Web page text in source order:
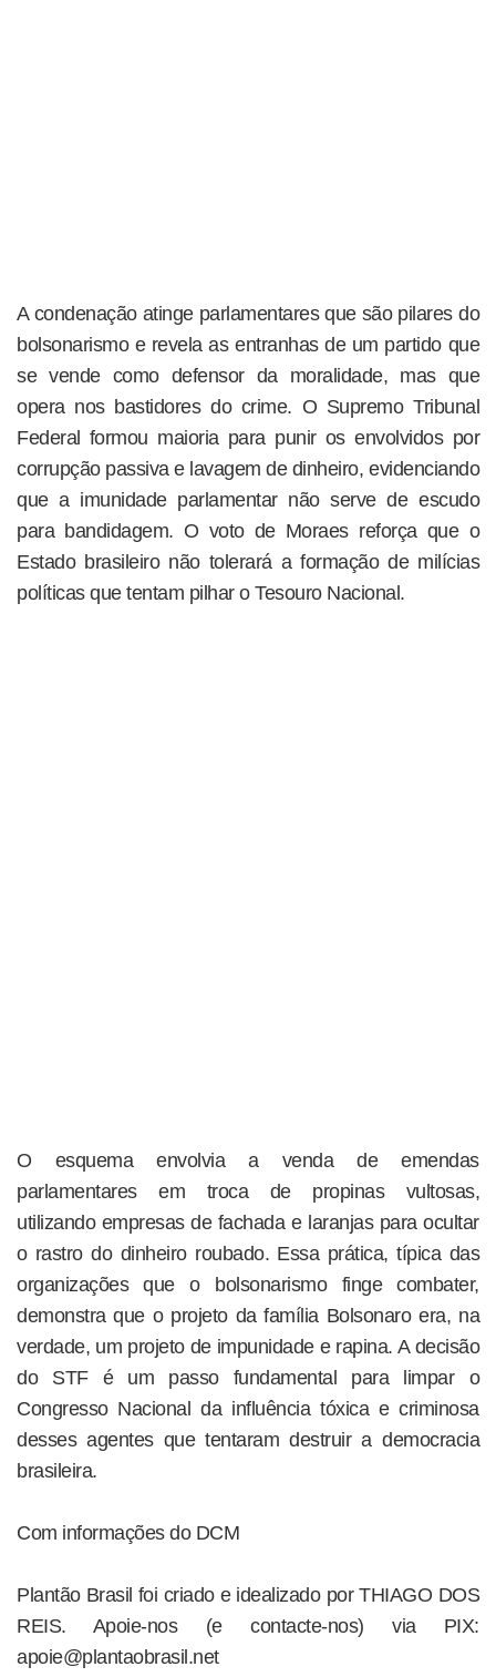
A condenação atinge parlamentares que são pilares do
bolsonarismo e revela as entranhas de um partido que
se vende como defensor da moralidade, mas que
opera nos bastidores do crime. O Supremo Tribunal
Federal formou maioria para punir os envolvidos por
corrupção passiva e lavagem de dinheiro, evidenciando
que a imunidade parlamentar não serve de escudo
para bandidagem. O voto de Moraes reforça que o
Estado brasileiro não tolerará a formação de milícias
políticas que tentam pilhar o Tesouro Nacional.
O esquema envolvia a venda de emendas
parlamentares em troca de propinas vultosas,
utilizando empresas de fachada e laranjas para ocultar
o rastro do dinheiro roubado. Essa prática, típica das
organizações que o bolsonarismo finge combater,
demonstra que o projeto da família Bolsonaro era, na
verdade, um projeto de impunidade e rapina. A decisão
do STF é um passo fundamental para limpar o
Congresso Nacional da influência tóxica e criminosa
desses agentes que tentaram destruir a democracia
brasileira.
Com informações do DCM
Plantão Brasil foi criado e idealizado por THIAGO DOS
REIS. Apoie-nos (e contacte-nos) via PIX:
apoie@plantaobrasil.net